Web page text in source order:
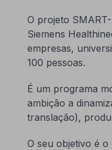
O projeto
Siemens
empresas,
100 pessoas.
É um programa
ambição a
translação),
O seu objetivo é